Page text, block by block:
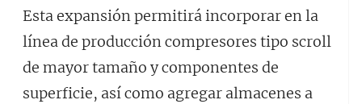
Esta expansión permitirá incorporar en la
línea de producción compresores tipo scroll
de mayor tamaño y componentes de
superficie, así como agregar almacenes a